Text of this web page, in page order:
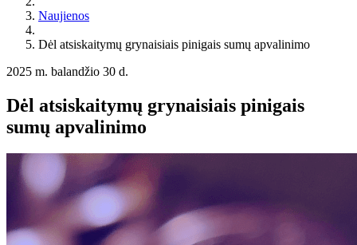
Naujienos
Dėl atsiskaitymų grynaisiais pinigais sumų apvalinimo
2025 m. balandžio 30 d.
Dėl atsiskaitymų grynaisiais pinigais
sumų apvalinimo